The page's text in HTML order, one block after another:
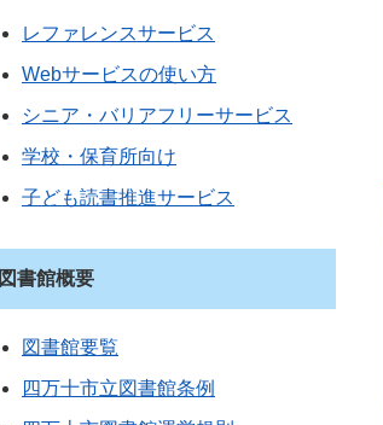
レファレンスサービス
Webサービスの使い方
シニア・バリアフリーサービス
学校・保育所向け
子ども読書推進サービス
図書館概要
図書館要覧
四万十市立図書館条例